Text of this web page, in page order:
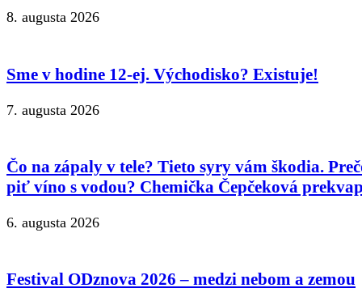
8. augusta 2026
Sme v hodine 12-ej. Východisko? Existuje!
7. augusta 2026
Čo na zápaly v tele? Tieto syry vám škodia.
piť víno s vodou? Chemička Čepčeková
6. augusta 2026
Festival ODznova 2026 – medzi nebom a zemou